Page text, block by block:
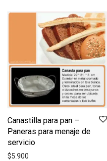
Canastilla para pan –
Paneras para menaje de
servicio
$5.900